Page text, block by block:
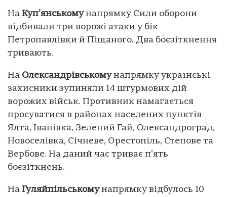
На Куп’янськомунапрямку Сили оборони
відбивали три ворожі атаки у бік
Петропавлівки й Піщаного. Два боєзіткнення
тривають.
На Олександрівськомунапрямку українські
захисники зупиняли 14 штурмових дій
ворожих військ. Противник намагається
просуватися в районах населених пунктів
Ялта, Іванівка, Зелений Гай, Олександроград,
Новоселівка, Січневе, Орестопіль, Степове та
Вербове. На даний час триває п’ять
боєзіткнень.
На Гуляйпільськомунапрямку відбулось 10